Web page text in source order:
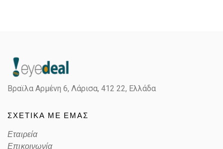
Βραϊλα Αρμένη 6, Λάρισα, 412 22, Ελλάδα
ΣΧΕΤΙΚΑ ΜΕ ΕΜΑΣ
Εταιρεία
Επικοινωνία